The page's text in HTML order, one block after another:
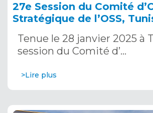
27e Session du Comité
Stratégique de l’OSS,
Tenue le 28 janvier 2025 à
session du Comité d’…
>Lire plus